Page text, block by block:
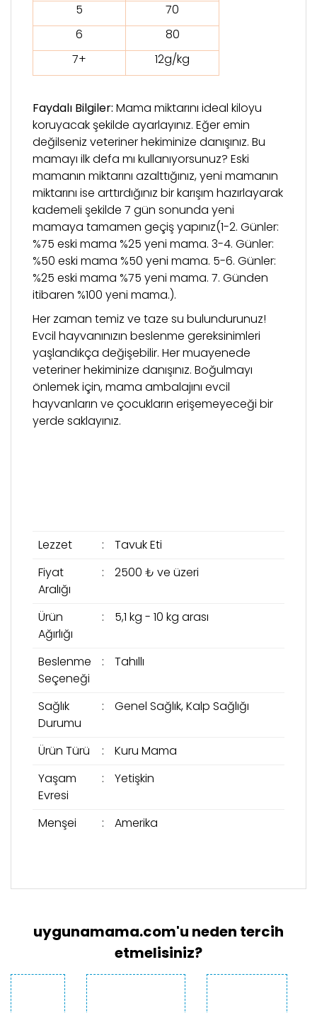
5
70
6
80
7+
12g/kg
Faydalı Bilgiler: Mama miktarını ideal kiloyu
koruyacak şekilde ayarlayınız. Eğer emin
değilseniz veteriner hekiminize danışınız. Bu
mamayı ilk defa mı kullanıyorsunuz? Eski
mamanın miktarını azalttığınız, yeni mamanın
miktarını ise arttırdığınız bir karışım hazırlayarak
kademeli şekilde 7 gün sonunda yeni
mamaya tamamen geçiş yapınız(1-2. Günler:
%75 eski mama %25 yeni mama. 3-4. Günler:
%50 eski mama %50 yeni mama. 5-6. Günler:
%25 eski mama %75 yeni mama. 7. Günden
itibaren %100 yeni mama.).
Her zaman temiz ve taze su bulundurunuz!
Evcil hayvanınızın beslenme gereksinimleri
yaşlandıkça değişebilir. Her muayenede
veteriner hekiminize danışınız. Boğulmayı
önlemek için, mama ambalajını evcil
hayvanların ve çocukların erişemeyeceği bir
yerde saklayınız.
Lezzet :
Tavuk Eti
Fiyat
Aralığı
: 2500 ₺ ve üzeri
Ürün
Ağırlığı
: 5,1 kg - 10 kg arası
Beslenme
Seçeneği
: Tahıllı
Sağlık
Durumu
: Genel Sağlık, Kalp Sağlığı
Ürün Türü :
Kuru Mama
Yaşam
Evresi
: Yetişkin
Menşei : Amerika
Yorum Yaz
ve diğer konularda yetersiz gördüğünüz noktaları
Ürün resmi kalitesiz, bozuk veya
görüntülenemiyor.
Ürün açıklamasında eksik bilgiler bulunuyor.
Ürün bilgilerinde hatalar bulunuyor.
uygunamama.com'u neden tercih
etmelisiniz?